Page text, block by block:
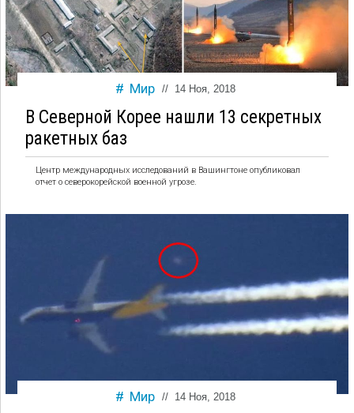
Мир // 14 Ноя, 2018
В Северной Корее нашли 13 секретных
ракетных баз
Центр международных исследований в Вашингтоне опубликовал
отчет о северокорейской военной угрозе.
Мир // 14 Ноя, 2018